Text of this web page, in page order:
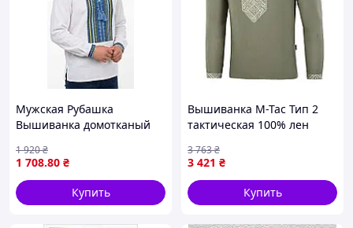
Мужская Рубашка
Вышиванка домотканый
орнамент 42 44 46 48 50 52
54 56 58 60 58, Белый с
желто голубой
1 708.80 ₴
1 920₴
Купить
Вышиванка M-Tac Тип 2
тактическая 100% лен
3 421 ₴
3 763₴
Купить